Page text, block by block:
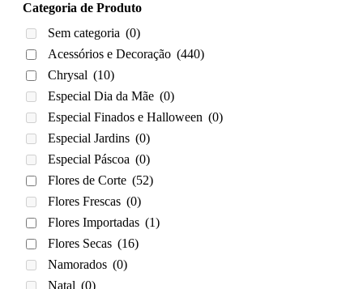
Categoria de Produto
Sem categoria (0)
Acessórios e Decoração (440)
Chrysal (10)
Especial Dia da Mãe (0)
Especial Finados e Halloween (0)
Especial Jardins (0)
Especial Páscoa (0)
Flores de Corte (52)
Flores Frescas (0)
Flores Importadas (1)
Flores Secas (16)
Namorados (0)
Natal (0)